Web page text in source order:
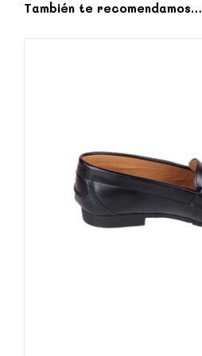
También te recomendamos…